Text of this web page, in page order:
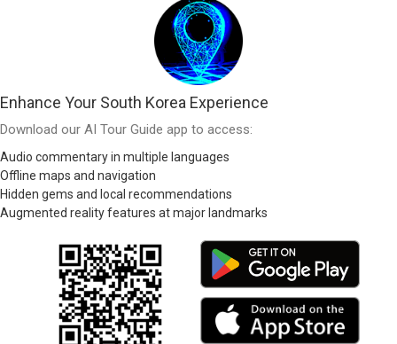
Enhance Your South Korea Experience
Download our AI Tour Guide app to access:
Audio commentary in multiple languages
Offline maps and navigation
Hidden gems and local recommendations
Augmented reality features at major landmarks